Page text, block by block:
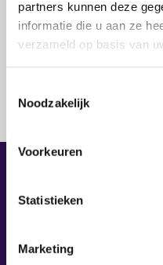
partners kunnen deze
informatie die u aan ze
verzameld op basis van
Noodzakelijk
Voorkeuren
Statistieken
Marketing
Voor wie is
training